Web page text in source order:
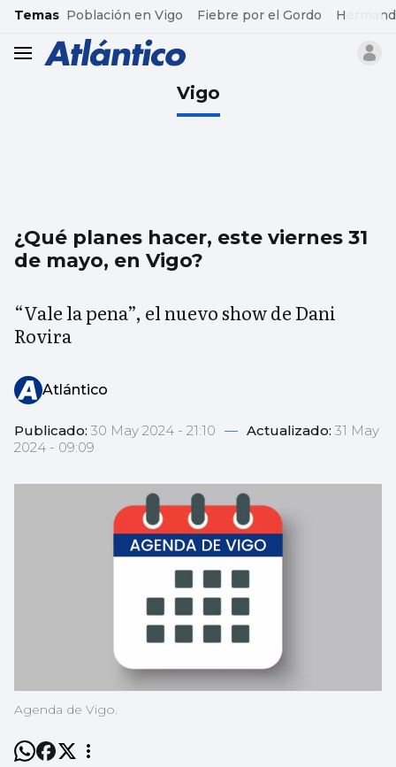
common.go-to-content
Temas Población en Vigo Fiebre por el Gordo
header.menu.open
Vigo
¿Qué planes hacer, este viernes 31
de mayo, en Vigo?
“Vale la pena”, el nuevo show de Dani
Rovira
Atlántico
Publicado: 30 May 2024 - 21:10 — Actualizado: 31 May
2024 - 09:09
Agenda de Vigo.